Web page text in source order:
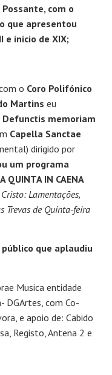
com o
que apresentou
e inicio de XIX;
o Coro Polifónico
Martins eu
Defunctis memoriam
Capella Sanctae
dirigido por
um programa
QUINTA IN CAENA
Lamentações,
Trevas de Quinta-feira
que aplaudiu
Musica entidade
DGArtes, com Co-
e apoio de: Cabido
Registo, Antena 2 e